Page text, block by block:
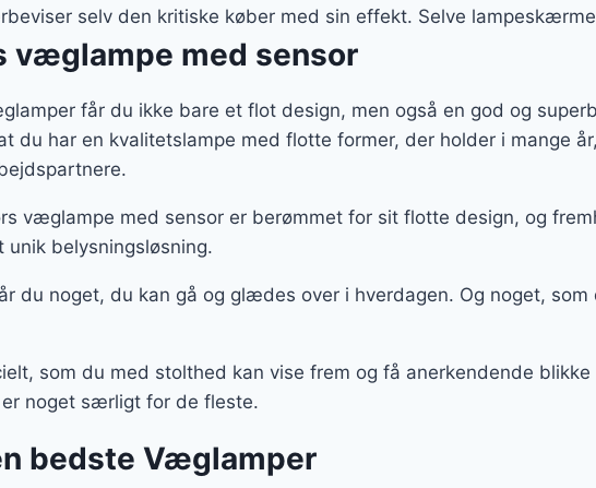
selv den kritiske køber med sin effekt. Selve
væglampe med sensor
får du ikke bare et flot design, men også en god og
du har en kvalitetslampe med flotte former, der holder i mange
væglampe med sensor er berømmet for sit flotte design, og
belysningsløsning.
du noget, du kan gå og glædes over i hverdagen. Og noget,
som du med stolthed kan vise frem og få anerkendende
noget særligt for de fleste.
bedste Væglamper